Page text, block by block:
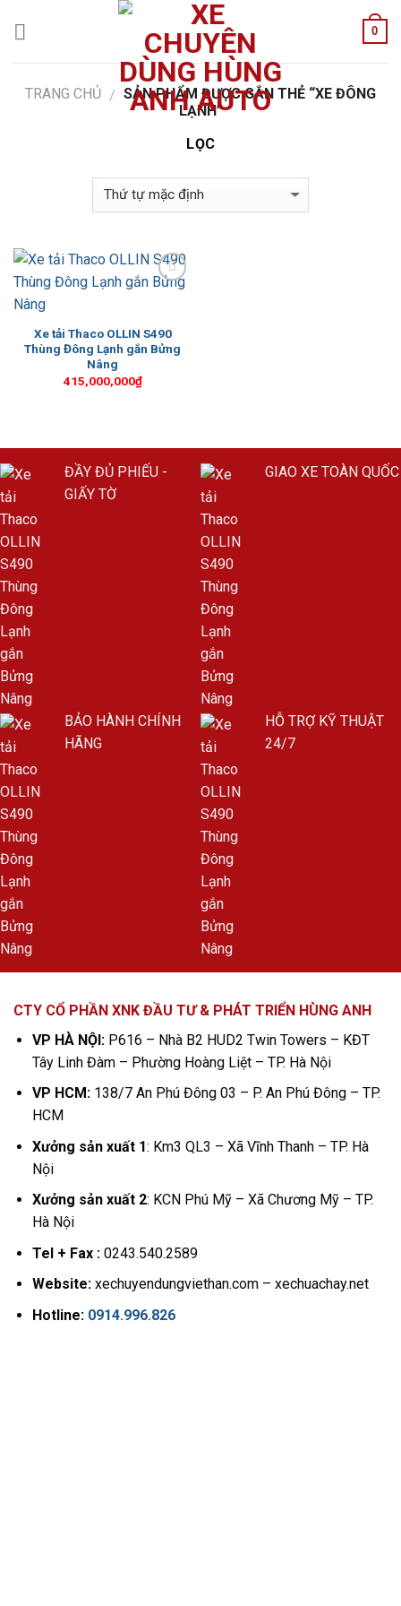
0
TRANG CHỦ / SẢN PHẨM ĐƯỢC GẮN THẺ “XE ĐÔNG
LẠNH”
LỌC
Add to
Xe tải Thaco OLLIN S490
Thùng Đông Lạnh gắn Bửng
Nâng
415,000,000₫
ĐẦY ĐỦ PHIẾU -
GIẤY TỜ
GIAO XE TOÀN QUỐC
BẢO HÀNH CHÍNH
HÃNG
HỖ TRỢ KỸ THUẬT
24/7
CTY CỔ PHẦN XNK ĐẦU TƯ & PHÁT TRIỂN HÙNG ANH
VP HÀ NỘI:P616 – Nhà B2 HUD2 Twin Towers – KĐT
Tây Linh Đàm – Phường Hoàng Liệt – TP. Hà Nội
VP HCM:138/7 An Phú Đông 03 – P. An Phú Đông – TP.
HCM
Xưởng sản xuất 1: Km3 QL3 – Xã Vĩnh Thanh – TP. Hà
Nội
Xưởng sản xuất 2: KCN Phú Mỹ – Xã Chương Mỹ – TP.
Hà Nội
Tel + Fax :0243.540.2589
Website:xechuyendungviethan.com – xechuachay.net
Hotline: 0914.996.826